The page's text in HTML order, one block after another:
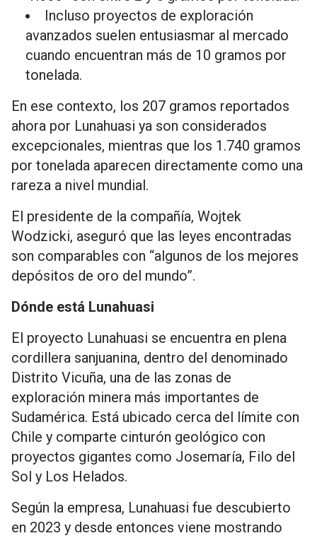
Incluso proyectos de exploración
avanzados suelen entusiasmar al mercado
cuando encuentran más de 10 gramos por
tonelada.
En ese contexto, los 207 gramos reportados
ahora por Lunahuasi ya son considerados
excepcionales, mientras que los 1.740 gramos
por tonelada aparecen directamente como una
rareza a nivel mundial.
El presidente de la compañía, Wojtek
Wodzicki, aseguró que las leyes encontradas
son comparables con “algunos de los mejores
depósitos de oro del mundo”.
Dónde está Lunahuasi
El proyecto Lunahuasi se encuentra en plena
cordillera sanjuanina, dentro del denominado
Distrito Vicuña, una de las zonas de
exploración minera más importantes de
Sudamérica. Está ubicado cerca del límite con
Chile y comparte cinturón geológico con
proyectos gigantes como Josemaría, Filo del
Sol y Los Helados.
Según la empresa, Lunahuasi fue descubierto
en 2023 y desde entonces viene mostrando